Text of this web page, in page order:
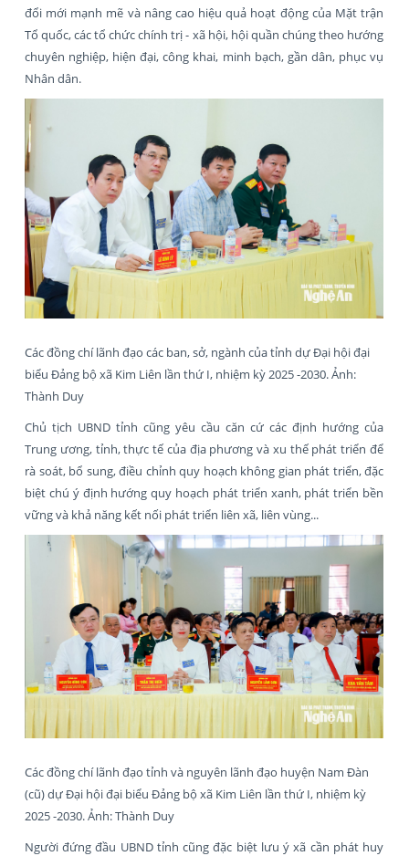
đổi mới mạnh mẽ và nâng cao hiệu quả hoạt động của Mặt trận
Tổ quốc, các tổ chức chính trị - xã hội, hội quần chúng theo hướng
chuyên nghiệp, hiện đại, công khai, minh bạch, gần dân, phục vụ
Nhân dân.
Các đồng chí lãnh đạo các ban, sở, ngành của tỉnh dự Đại hội đại
biểu Đảng bộ xã Kim Liên lần thứ I, nhiệm kỳ 2025 -2030. Ảnh:
Thành Duy
Chủ tịch UBND tỉnh cũng yêu cầu căn cứ các định hướng của
Trung ương, tỉnh, thực tế của địa phương và xu thế phát triển để
rà soát, bổ sung, điều chỉnh quy hoạch không gian phát triển, đặc
biệt chú ý định hướng quy hoạch phát triển xanh, phát triển bền
vững và khả năng kết nối phát triển liên xã, liên vùng...
Các đồng chí lãnh đạo tỉnh và nguyên lãnh đạo huyện Nam Đàn
(cũ) dự Đại hội đại biểu Đảng bộ xã Kim Liên lần thứ I, nhiệm kỳ
2025 -2030. Ảnh: Thành Duy
Người đứng đầu UBND tỉnh cũng đặc biệt lưu ý xã cần phát huy